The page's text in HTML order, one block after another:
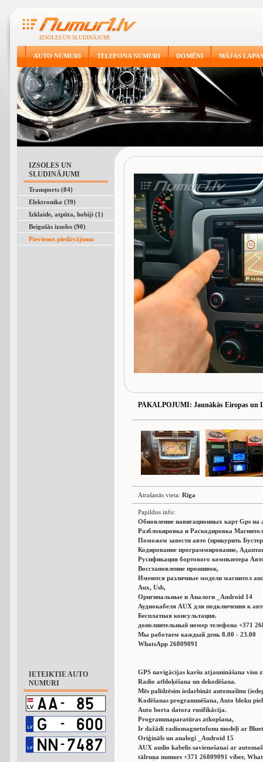
IZSOLES UN SLUDINĀJUMI
AUTO NUMURI TELEFONA NUMURI DOMĒNI MĀJAS LAPAS
IZSOLES UN
SLUDINĀJUMI
Transports (84)
Elektronika (39)
Izklaide, atpūta, hobiji (1)
Beigušās izsoles (90)
Pievienot piedāvājumu
IETEIKTIE AUTO
NUMURI
PAKALPOJUMI: Jaunākās Eiropas un
Atrašanās vieta: Rīga
Papildus info:
Обновление навигационных карт Gps на
Разблокировка и Раскодировка
Поможем завести авто (прикурить
Кодирование программирование,
Русификация бортового компьютера
Восстановление прошивок,
Имеются различные модели магнитол
Aux, Usb,
Оригинальные и Аналоги _Android 14
Аудиокабеля AUX для подключения к
Бесплатная консультация.
дополнительный номер телефона +371
Мы работаем каждый день 8.00 - 23.00
WhatsApp 26809091
GPS navigācijas karšu atjaunināšana visu
Radio atbloķēšana un dekodēšana.
Mēs palīdzēsim iedarbināt automašīnu
Kodēšanas programmēšana, Auto bloku
Auto borta datora rusifikācija.
Programmaparatūras atkopšana,
Ir dažādi radiomagnetofonu modeļi ar
Oriģināls un analogi _Android 15
AUX audio kabelis savienošanai ar
tālruņa numurs +371 26809091 viber,